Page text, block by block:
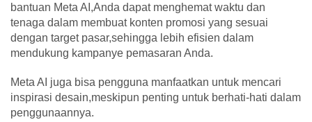
bantuan Meta AI,Anda dapat menghemat waktu dan
tenaga dalam membuat konten promosi yang sesuai
dengan target pasar,sehingga lebih efisien dalam
mendukung kampanye pemasaran Anda.
Meta AI juga bisa pengguna manfaatkan untuk mencari
inspirasi desain,meskipun penting untuk berhati-hati dalam
penggunaannya.